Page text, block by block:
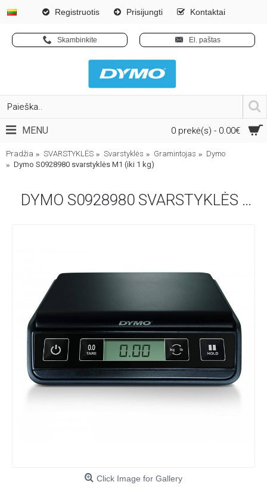
Registruotis Prisijungti Kontaktai
Skambinkite El. paštas
0 prekė(s) - 0.00€
MENU
Pradžia SVARSTYKLĖS Svarstyklės Gramintojas
Dymo
Dymo S0928980 svarstyklės M1 (iki 1 kg)
DYMO S0928980 SVARSTYKLĖS M1 (IKI 1 KG)
Click Image for Gallery